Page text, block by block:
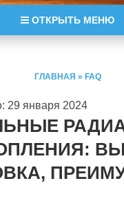
ОТКРЫТЬ МЕНЮ
ГЛАВНАЯ » FAQ
29 января 2024